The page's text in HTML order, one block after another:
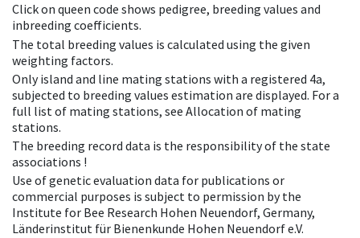
Click on queen code shows pedigree, breeding values and
inbreeding coefficients.
The total breeding values is calculated using the given
weighting factors.
Only island and line mating stations with a registered 4a,
subjected to breeding values estimation are displayed. For a
full list of mating stations, see Allocation of mating
stations.
The breeding record data is the responsibility of the state
associations !
Use of genetic evaluation data for publications or
commercial purposes is subject to permission by the
Institute for Bee Research Hohen Neuendorf, Germany,
Länderinstitut für Bienenkunde Hohen Neuendorf e.V.